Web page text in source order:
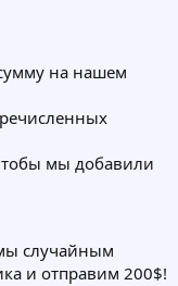
на нашем
мы добавили
случайным
и отправим 200$!